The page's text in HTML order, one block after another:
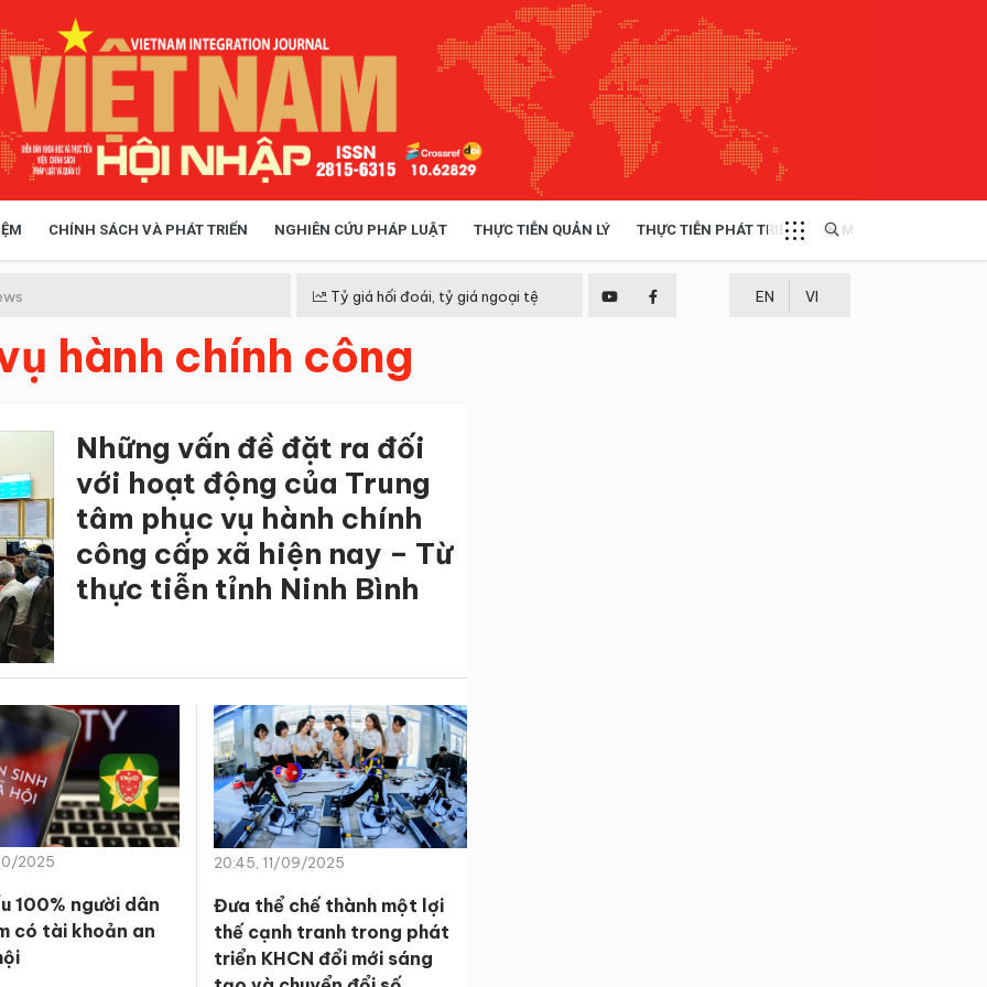
CHÍNH SÁCH VÀ PHÁT TRIỂN NGHIÊN CỨU PHÁP LUẬT THỰC TIỄN QUẢN LÝ THỰC TIỄN PHÁT TRIỂN MULTIMEDIA
Tỷ giá hối đoái, tỷ giá ngoại tệ EN VI
hành chính công
Những vấn đề đặt ra đối
với hoạt động của Trung
tâm phục vụ hành chính
công cấp xã hiện nay – Từ
thực tiễn tỉnh Ninh Bình
2025
100% người dân
có tài khoản an
20:45, 11/09/2025
Đưa thể chế thành một lợi
thế cạnh tranh trong phát
triển KHCN đổi mới sáng